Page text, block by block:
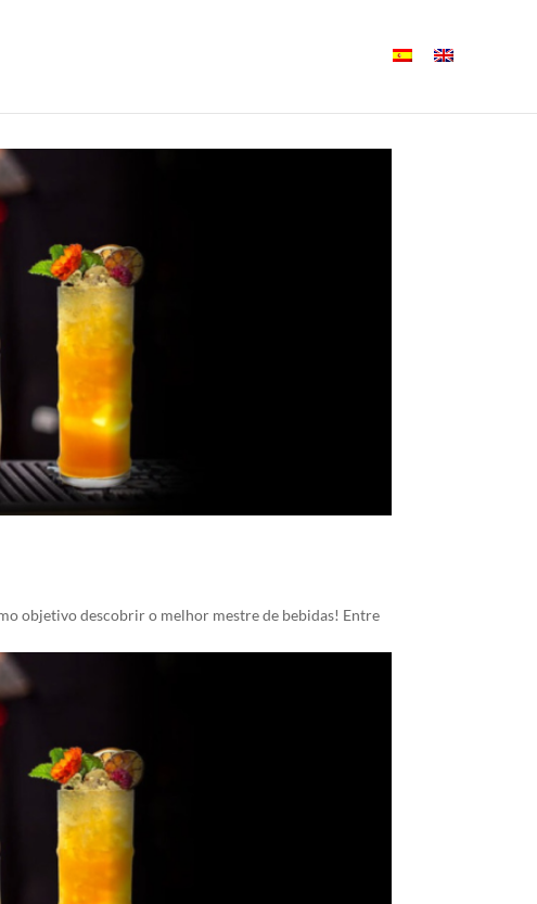
objetivo descobrir o melhor mestre de bebidas! Entre